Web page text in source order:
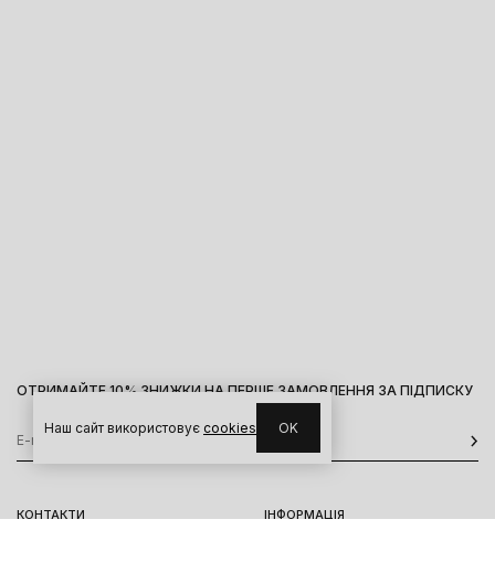
КОНТАКТИ ІНФОРМАЦІЯ
ОТРИМАЙТЕ 10% ЗНИЖКИ НА ПЕРШЕ ЗАМОВЛЕННЯ ЗА ПІДПИСКУ
Наш сайт використовує cookies OK